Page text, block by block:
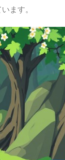
ます。